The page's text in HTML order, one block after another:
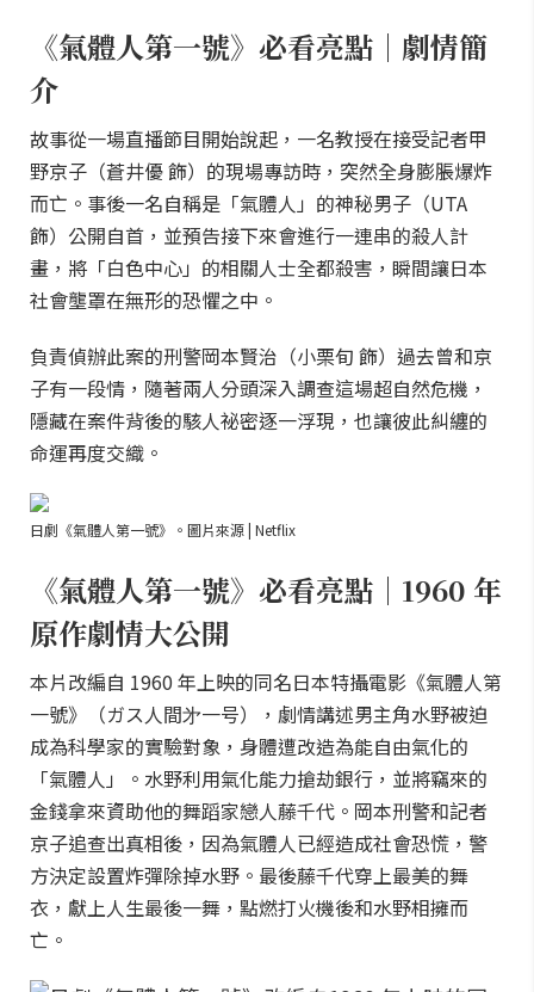
《氣體人第一號》必看亮點｜劇情簡
介
故事從一場直播節目開始說起，一名教授在接受記者甲
野京子（蒼井優 飾）的現場專訪時，突然全身膨脹爆炸
而亡。事後一名自稱是「氣體人」的神秘男子（UTA
飾）公開自首，並預告接下來會進行一連串的殺人計
畫，將「白色中心」的相關人士全都殺害，瞬間讓日本
社會壟罩在無形的恐懼之中。
負責偵辦此案的刑警岡本賢治（小栗旬 飾）過去曾和京
子有一段情，隨著兩人分頭深入調查這場超自然危機，
隱藏在案件背後的駭人祕密逐一浮現，也讓彼此糾纏的
命運再度交織。
日劇《氣體人第一號》。圖片來源 | Netflix
《氣體人第一號》必看亮點｜1960 年
原作劇情大公開
本片改編自 1960 年上映的同名日本特攝電影《氣體人第
一號》（ガス人間㐧一号），劇情講述男主角水野被迫
成為科學家的實驗對象，身體遭改造為能自由氣化的
「氣體人」。水野利用氣化能力搶劫銀行，並將竊來的
金錢拿來資助他的舞蹈家戀人藤千代。岡本刑警和記者
京子追查出真相後，因為氣體人已經造成社會恐慌，警
方決定設置炸彈除掉水野。最後藤千代穿上最美的舞
衣，獻上人生最後一舞，點燃打火機後和水野相擁而
亡。